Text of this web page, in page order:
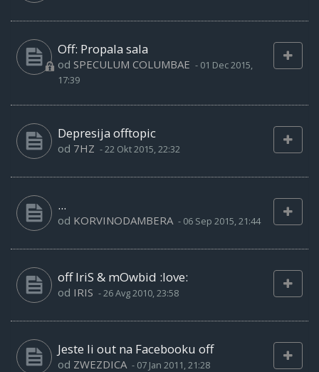
Off: Propala sala
od SPECULUM COLUMBAE - 01 Dec 2015,
17:39
Depresija offtopic
od 7HZ -22 Okt 2015, 22:32
...
od KORVINODAMBERA - 06 Sep 2015, 21:44
off IriS & mOwbid :love:
od IRIS -26 Avg 2010, 23:58
Jeste li out na Facebooku off
od ZWEZDICA - 07 Jan 2011, 21:28